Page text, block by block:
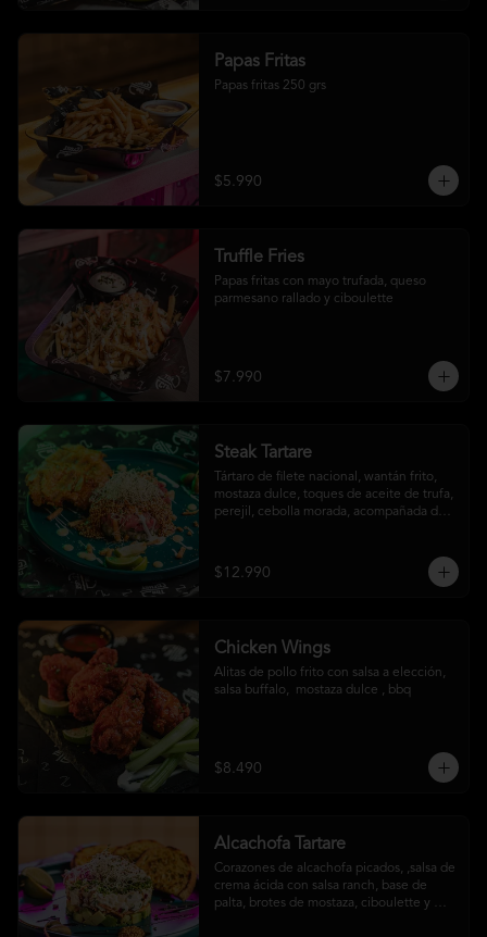
Papas Fritas
Papas fritas 250 grs
$5.990
Truffle Fries
Papas fritas con mayo trufada, queso
parmesano rallado y ciboulette
$7.990
Steak Tartare
Tártaro de filete nacional, wantán frito,
mostaza dulce, toques de aceite de trufa,
perejil, cebolla morada, acompañada de
$12.990
Chicken Wings
Alitas de pollo frito con salsa a elección,
salsa buffalo,  mostaza dulce , bbq
$8.490
Alcachofa Tartare
Corazones de alcachofa picados, ,salsa de
crema ácida con salsa ranch, base de
palta, brotes de mostaza, ciboulette y